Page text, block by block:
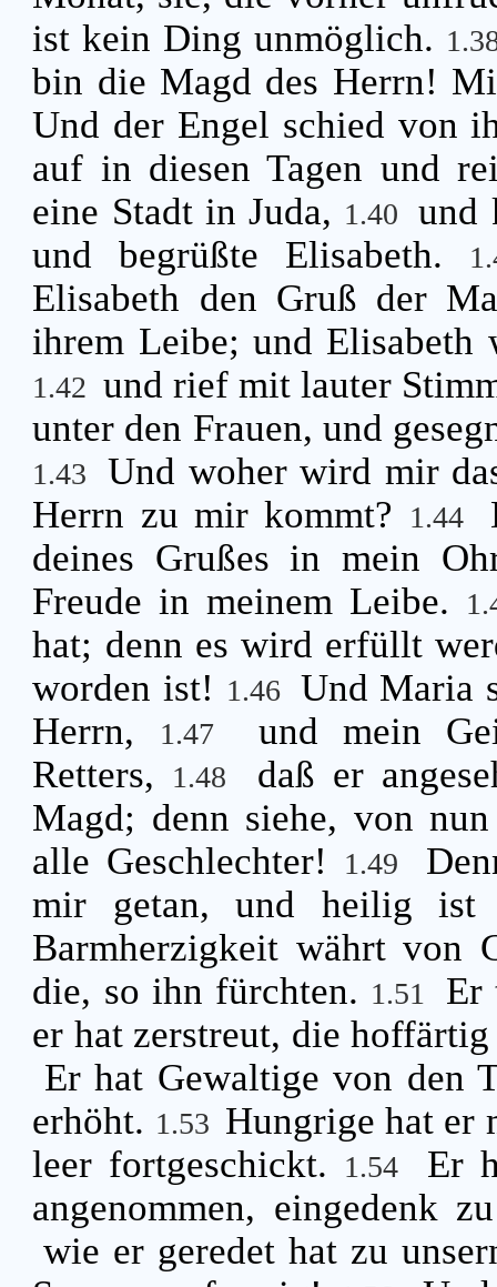
ist kein Ding unmöglich.
bin die Magd des Herrn!
Und der Engel schied von
auf in diesen Tagen und
eine Stadt in Juda, 1.40
und
und begrüßte Elisabeth.
Elisabeth den Gruß der
ihrem Leibe; und
1.42 und rief mit lauter
unter den Frauen, und
1.43
Und woher wird mir
Herrn zu mir kommt?
1.44
deines Grußes in mein
Freude in meinem Leibe.
hat; denn es wird erfüllt
worden ist! 1.46 Und Maria
Herrn,
1.47
und mein
Retters,
1.48
daß er
Magd; denn siehe, von
alle Geschlechter!
1.49
mir getan, und heilig
Barmherzigkeit währt von
die, so ihn fürchten. 1.51
Er
er hat zerstreut, die
Er hat Gewaltige von den
erhöht. 1.53 Hungrige hat er
leer fortgeschickt.
1.54
Er
angenommen, eingedenk
wie er geredet hat zu